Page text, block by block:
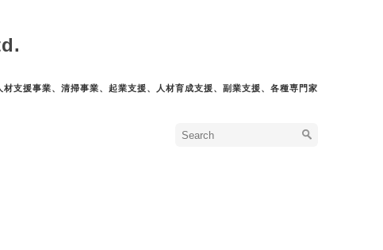
支援事業、清掃事業、起業支援、人材育成支援、副業支援、各種専門家